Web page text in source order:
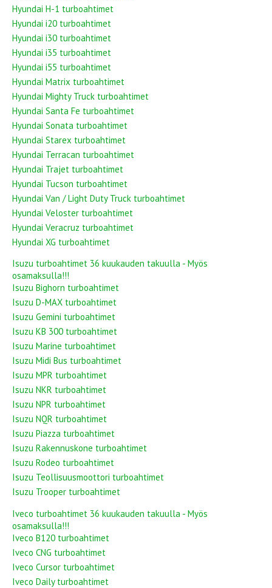
Hyundai H-1 turboahtimet
Hyundai i20 turboahtimet
Hyundai i30 turboahtimet
Hyundai i35 turboahtimet
Hyundai i55 turboahtimet
Hyundai Matrix turboahtimet
Hyundai Mighty Truck turboahtimet
Hyundai Santa Fe turboahtimet
Hyundai Sonata turboahtimet
Hyundai Starex turboahtimet
Hyundai Terracan turboahtimet
Hyundai Trajet turboahtimet
Hyundai Tucson turboahtimet
Hyundai Van / Light Duty Truck turboahtimet
Hyundai Veloster turboahtimet
Hyundai Veracruz turboahtimet
Hyundai XG turboahtimet
Isuzu turboahtimet 36 kuukauden takuulla - Myös
osamaksulla!!!
Isuzu Bighorn turboahtimet
Isuzu D-MAX turboahtimet
Isuzu Gemini turboahtimet
Isuzu KB 300 turboahtimet
Isuzu Marine turboahtimet
Isuzu Midi Bus turboahtimet
Isuzu MPR turboahtimet
Isuzu NKR turboahtimet
Isuzu NPR turboahtimet
Isuzu NQR turboahtimet
Isuzu Piazza turboahtimet
Isuzu Rakennuskone turboahtimet
Isuzu Rodeo turboahtimet
Isuzu Teollisuusmoottori turboahtimet
Isuzu Trooper turboahtimet
Iveco turboahtimet 36 kuukauden takuulla - Myös
osamaksulla!!!
Iveco B120 turboahtimet
Iveco CNG turboahtimet
Iveco Cursor turboahtimet
Iveco Daily turboahtimet